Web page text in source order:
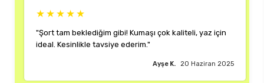
çok kaliteli, yaz için
"Rengi ve kalıbı harika. Her kombinime
çok memnun kaldım."
Burak M.